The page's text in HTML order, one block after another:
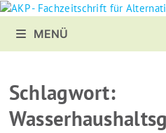
Zurück
Inhalt
MENÜ
Schlagwort: